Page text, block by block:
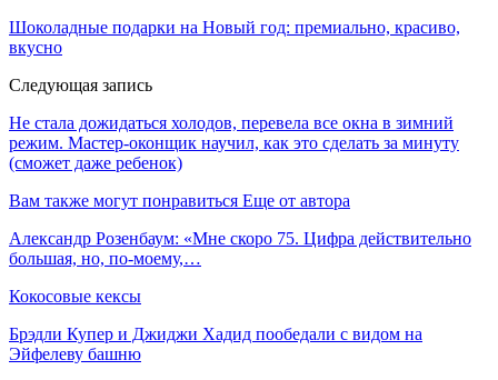
Шоколадные подарки на Новый год: премиально, красиво,
вкусно
Следующая запись
Не стала дожидаться холодов, перевела все окна в зимний
режим. Мастер-оконщик научил, как это сделать за минуту
(сможет даже ребенок)
Вам также могут понравиться Еще от автора
Александр Розенбаум: «Мне скоро 75. Цифра действительно
большая, но, по‑моему,…
Кокосовые кексы
Брэдли Купер и Джиджи Хадид пообедали с видом на
Эйфелеву башню